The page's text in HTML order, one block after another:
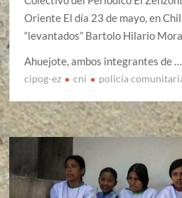
Oriente El día 23 de mayo, en
“levantados” Bartolo Hilario
Ahuejote, ambos integrantes de …
cipog-ez cni policía